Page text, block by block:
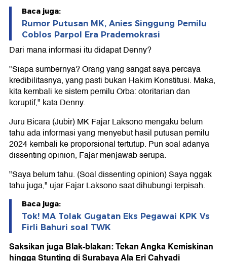
Baca juga:
Rumor Putusan MK, Anies Singgung Pemilu
Coblos Parpol Era Prademokrasi
Dari mana informasi itu didapat Denny?
"Siapa sumbernya? Orang yang sangat saya percaya
kredibilitasnya, yang pasti bukan Hakim Konstitusi. Maka,
kita kembali ke sistem pemilu Orba: otoritarian dan
koruptif," kata Denny.
Juru Bicara (Jubir) MK Fajar Laksono mengaku belum
tahu ada informasi yang menyebut hasil putusan pemilu
2024 kembali ke proporsional tertutup. Pun soal adanya
dissenting opinion, Fajar menjawab serupa.
"Saya belum tahu. (Soal dissenting opinion) Saya nggak
tahu juga," ujar Fajar Laksono saat dihubungi terpisah.
Baca juga:
Tok! MA Tolak Gugatan Eks Pegawai KPK Vs
Firli Bahuri soal TWK
Saksikan juga Blak-blakan: Tekan Angka Kemiskinan
hingga Stunting di Surabaya Ala Eri Cahyadi